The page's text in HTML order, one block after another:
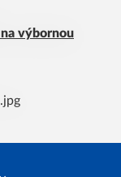
výbornou